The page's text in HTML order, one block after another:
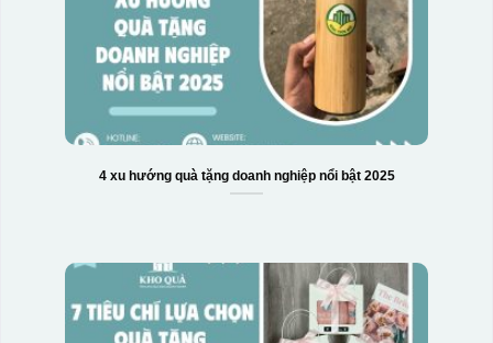
Hộp xi biểu trưng
4 xu hướng quà tặng doanh nghiệp nổi bật 2025